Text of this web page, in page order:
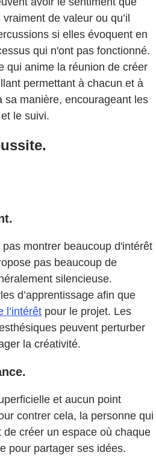
de valeur ou qu’il
si elles évoquent en
qui n'ont pas fonctionné.
qui anime la réunion de créer
permettant à chacun et à
sa manière, encourageant les
le suivi.
montrer beaucoup d'intérêt
pas beaucoup de
silencieuse.
d’apprentissage afin que
l’intérêt pour le projet. Les
peuvent perturber
la créativité.
et aucun point
contrer cela, la personne qui
créer un espace où chaque
pour partager ses idées.